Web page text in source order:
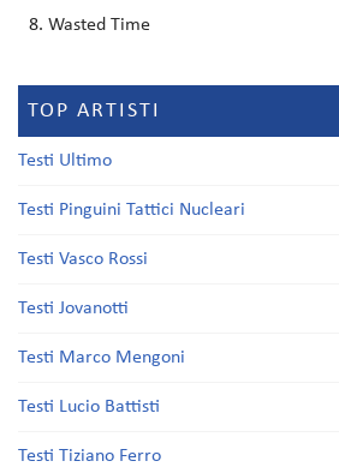
Wasted Time
TOP ARTISTI
Testi Ultimo
Testi Pinguini Tattici Nucleari
Testi Vasco Rossi
Testi Jovanotti
Testi Marco Mengoni
Testi Lucio Battisti
Testi Tiziano Ferro